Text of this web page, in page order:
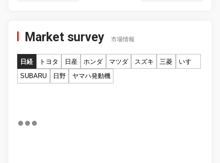
Market survey 市場情報
日経 トヨタ 日産 ホンダ マツダ スズキ 三菱
いすゞ
SUBARU
日野 ヤマハ発動機